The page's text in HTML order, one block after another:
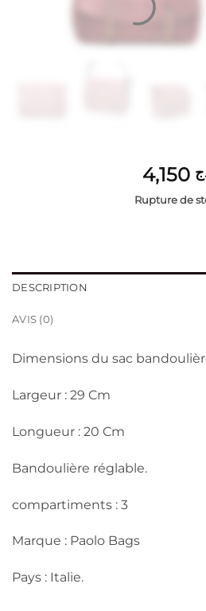
Rupture de
DESCRIPTION
AVIS (0)
Dimensions du sac
Largeur : 29 Cm
Longueur : 20 Cm
Bandoulière réglable.
compartiments : 3
Marque : Paolo Bags
Pays : Italie.